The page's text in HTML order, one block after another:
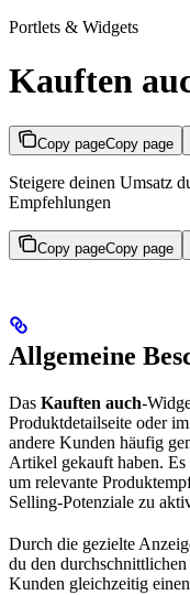
Portlets & Widgets
Kauften
Copy pageCopy page
Steigere deinen Umsatz
Empfehlungen
Copy pageCopy page
Allgemeine
Das Kauften auch-
Produktdetailseite oder
andere Kunden häufig
Artikel gekauft haben.
um relevante
Selling-Potenziale zu
Durch die gezielte
du den
Kunden gleichzeitig